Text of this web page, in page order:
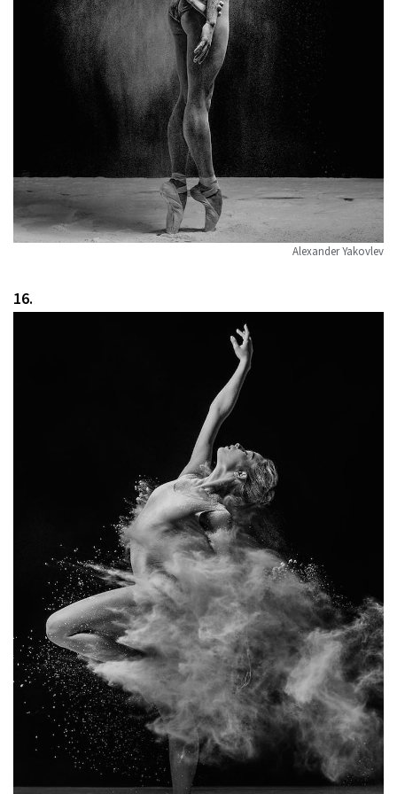
Alexander Yakovlev
16.